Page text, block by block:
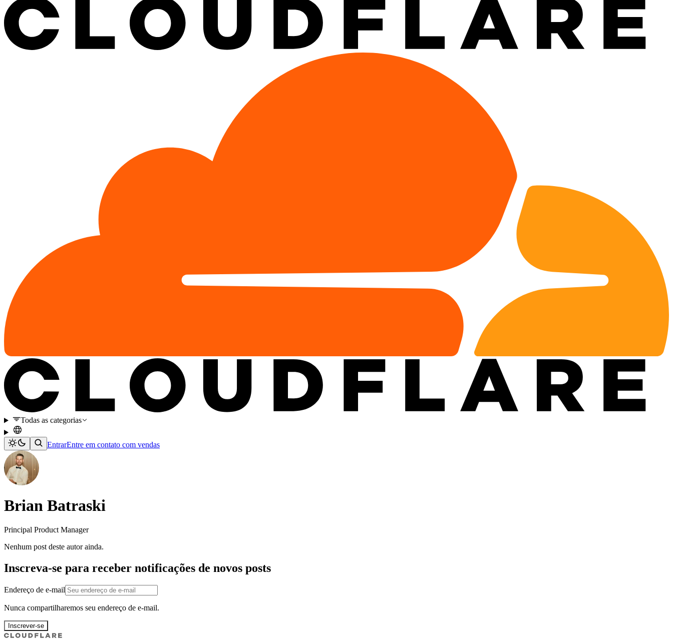
Todas as categorias
EntrarEntre em contato com vendas
Brian Batraski
Principal Product Manager
Nenhum post deste autor ainda.
Inscreva-se para receber notificações de novos posts
Endereço de e-mail
Nunca compartilharemos seu endereço de e-mail.
Inscrever-se